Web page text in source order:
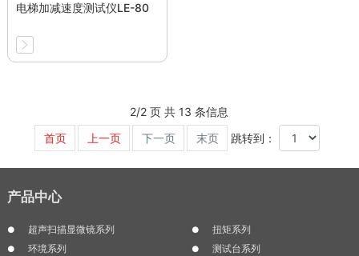
电梯加减速度测试仪LE-80
2/2 页 共 13 条信息
首页
上一页 下一页 末页 跳转到：
产品中心
超声扫描显微镜系列
扭矩系列
环境系列
测试台系列